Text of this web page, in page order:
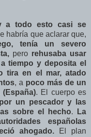
a todo esto casi se
habría que aclarar que,
tenía un severo
pero rehusaba usar
tiempo y deposita el
tira en el mar, atado
, a poco más de un
. El cuerpo es
un pescador y las
sobre el hecho.
La
españolas
ahogado.
El plan